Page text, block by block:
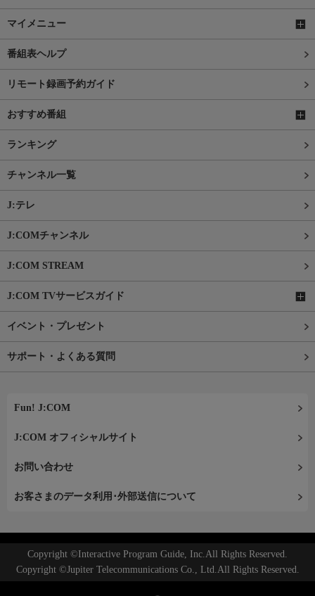
マイメニュー
番組表ヘルプ
リモート録画予約ガイド
おすすめ番組
ランキング
チャンネル一覧
J:テレ
J:COMチャンネル
J:COM STREAM
J:COM TVサービスガイド
イベント・プレゼント
サポート・よくある質問
Fun! J:COM
J:COM オフィシャルサイト
お問い合わせ
お客さまのデータ利用･外部送信について
Copyright ©Interactive Program Guide, Inc.All Rights Reserved.
Copyright ©Jupiter Telecommunications Co., Ltd.All Rights Reserved.